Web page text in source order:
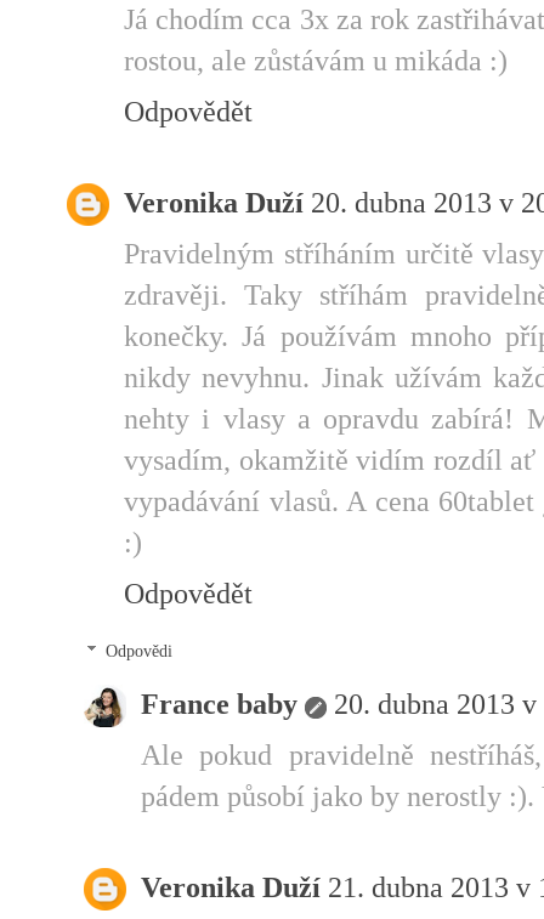
Já chodím cca 3x za rok
rostou, ale zůstávám u mikáda :)
Odpovědět
Veronika Duží 20. dubna 2013 v
Pravidelným stříháním určitě
zdravěji. Taky stříhám
konečky. Já používám mnoho
nikdy nevyhnu. Jinak užívám
nehty i vlasy a opravdu zabírá!
vysadím, okamžitě vidím rozdíl ať
vypadávání vlasů. A cena
:)
Odpovědět
Odpovědi
France baby
20. dubna 2013
Ale pokud pravidelně
pádem působí jako by nerostly
Veronika Duží 21. dubna 2013 v